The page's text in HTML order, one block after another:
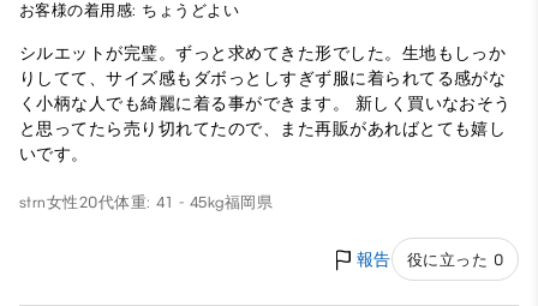
お客様の着用感: ちょうどよい
シルエットが完璧。ずっと求めてきた形でした。生地もしっか
りしてて、サイズ感もダボっとしすぎず服に着られてる感がな
く小柄な人でも綺麗に着る事ができます。 新しく買いなおそう
と思ってたら売り切れてたので、また再販があればとても嬉し
いです。
strn女性20代体重: 41 - 45kg福岡県
報告 役に立った 0